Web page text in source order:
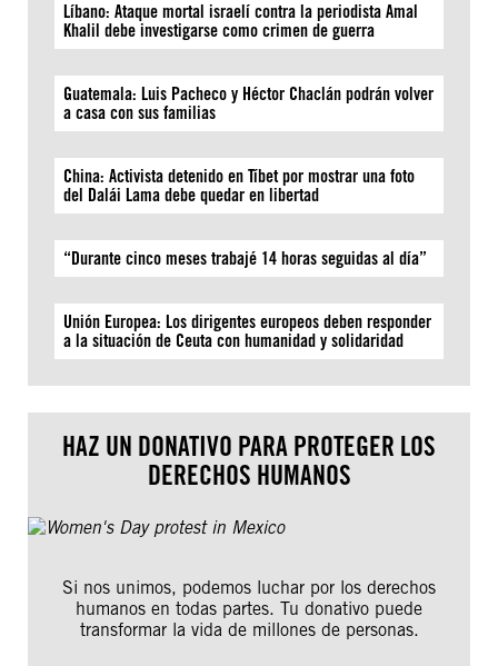
Líbano: Ataque mortal israelí contra la periodista Amal
Khalil debe investigarse como crimen de guerra
Guatemala: Luis Pacheco y Héctor Chaclán podrán volver
a casa con sus familias
China: Activista detenido en Tíbet por mostrar una foto
del Dalái Lama debe quedar en libertad
“Durante cinco meses trabajé 14 horas seguidas al día”
Unión Europea: Los dirigentes europeos deben responder
a la situación de Ceuta con humanidad y solidaridad
HAZ UN DONATIVO PARA PROTEGER LOS
DERECHOS HUMANOS
Si nos unimos, podemos luchar por los derechos
humanos en todas partes. Tu donativo puede
transformar la vida de millones de personas.